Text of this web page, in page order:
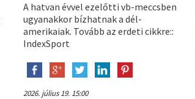
A hatvan évvel ezelőtti vb-meccsben
ugyanakkor bízhatnak a dél-
amerikaiak. Tovább az erdeti cikkre::
IndexSport
2026. július 19. 15:00